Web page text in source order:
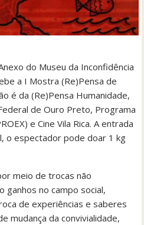
do Museu da Inconfidência
a I Mostra (Re)Pensa de
é da (Re)Pensa Humanidade,
de Ouro Preto, Programa
e Cine Vila Rica. A entrada
o espectador pode doar 1 kg
meio de trocas não
ganhos no campo social,
de experiências e saberes
mudança da convivialidade,